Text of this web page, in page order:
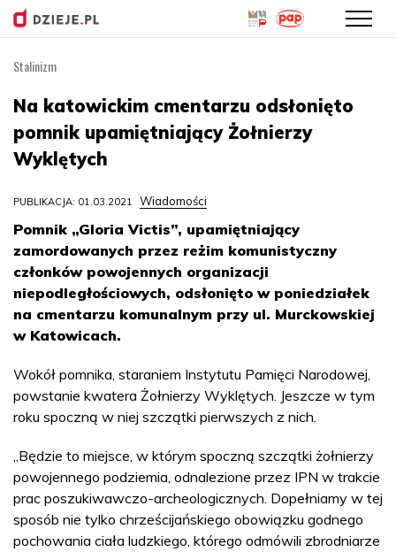
treści
Stalinizm
Na katowickim cmentarzu odsłonięto
pomnik upamiętniający Żołnierzy
Wyklętych
PUBLIKACJA: 01.03.2021 Wiadomości
Pomnik „Gloria Victis”, upamiętniający
zamordowanych przez reżim komunistyczny
członków powojennych organizacji
niepodległościowych, odsłonięto w poniedziałek
na cmentarzu komunalnym przy ul. Murckowskiej
w Katowicach.
Wokół pomnika, staraniem Instytutu Pamięci Narodowej,
powstanie kwatera Żołnierzy Wyklętych. Jeszcze w tym
roku spoczną w niej szczątki pierwszych z nich.
„Będzie to miejsce, w którym spoczną szczątki żołnierzy
powojennego podziemia, odnalezione przez IPN w trakcie
prac poszukiwawczo-archeologicznych. Dopełniamy w tej
sposób nie tylko chrześcijańskiego obowiązku godnego
pochowania ciała ludzkiego, którego odmówili zbrodniarze